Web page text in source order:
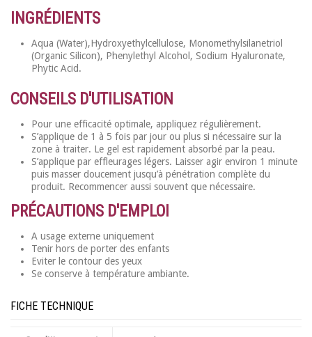
INGRÉDIENTS
Aqua (Water),Hydroxyethylcellulose, Monomethylsilanetriol
(Organic Silicon), Phenylethyl Alcohol, Sodium Hyaluronate,
Phytic Acid.
CONSEILS D'UTILISATION
Pour une efficacité optimale, appliquez régulièrement.
S’applique de 1 à 5 fois par jour ou plus si nécessaire sur la
zone à traiter. Le gel est rapidement absorbé par la peau.
S’applique par effleurages légers. Laisser agir environ 1 minute
puis masser doucement jusqu’à pénétration complète du
produit. Recommencer aussi souvent que nécessaire.
PRÉCAUTIONS D'EMPLOI
A usage externe uniquement
Tenir hors de porter des enfants
Eviter le contour des yeux
Se conserve à température ambiante.
FICHE TECHNIQUE